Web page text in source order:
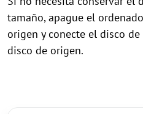
tamaño, apague el
origen y conecte el disco
disco de origen.